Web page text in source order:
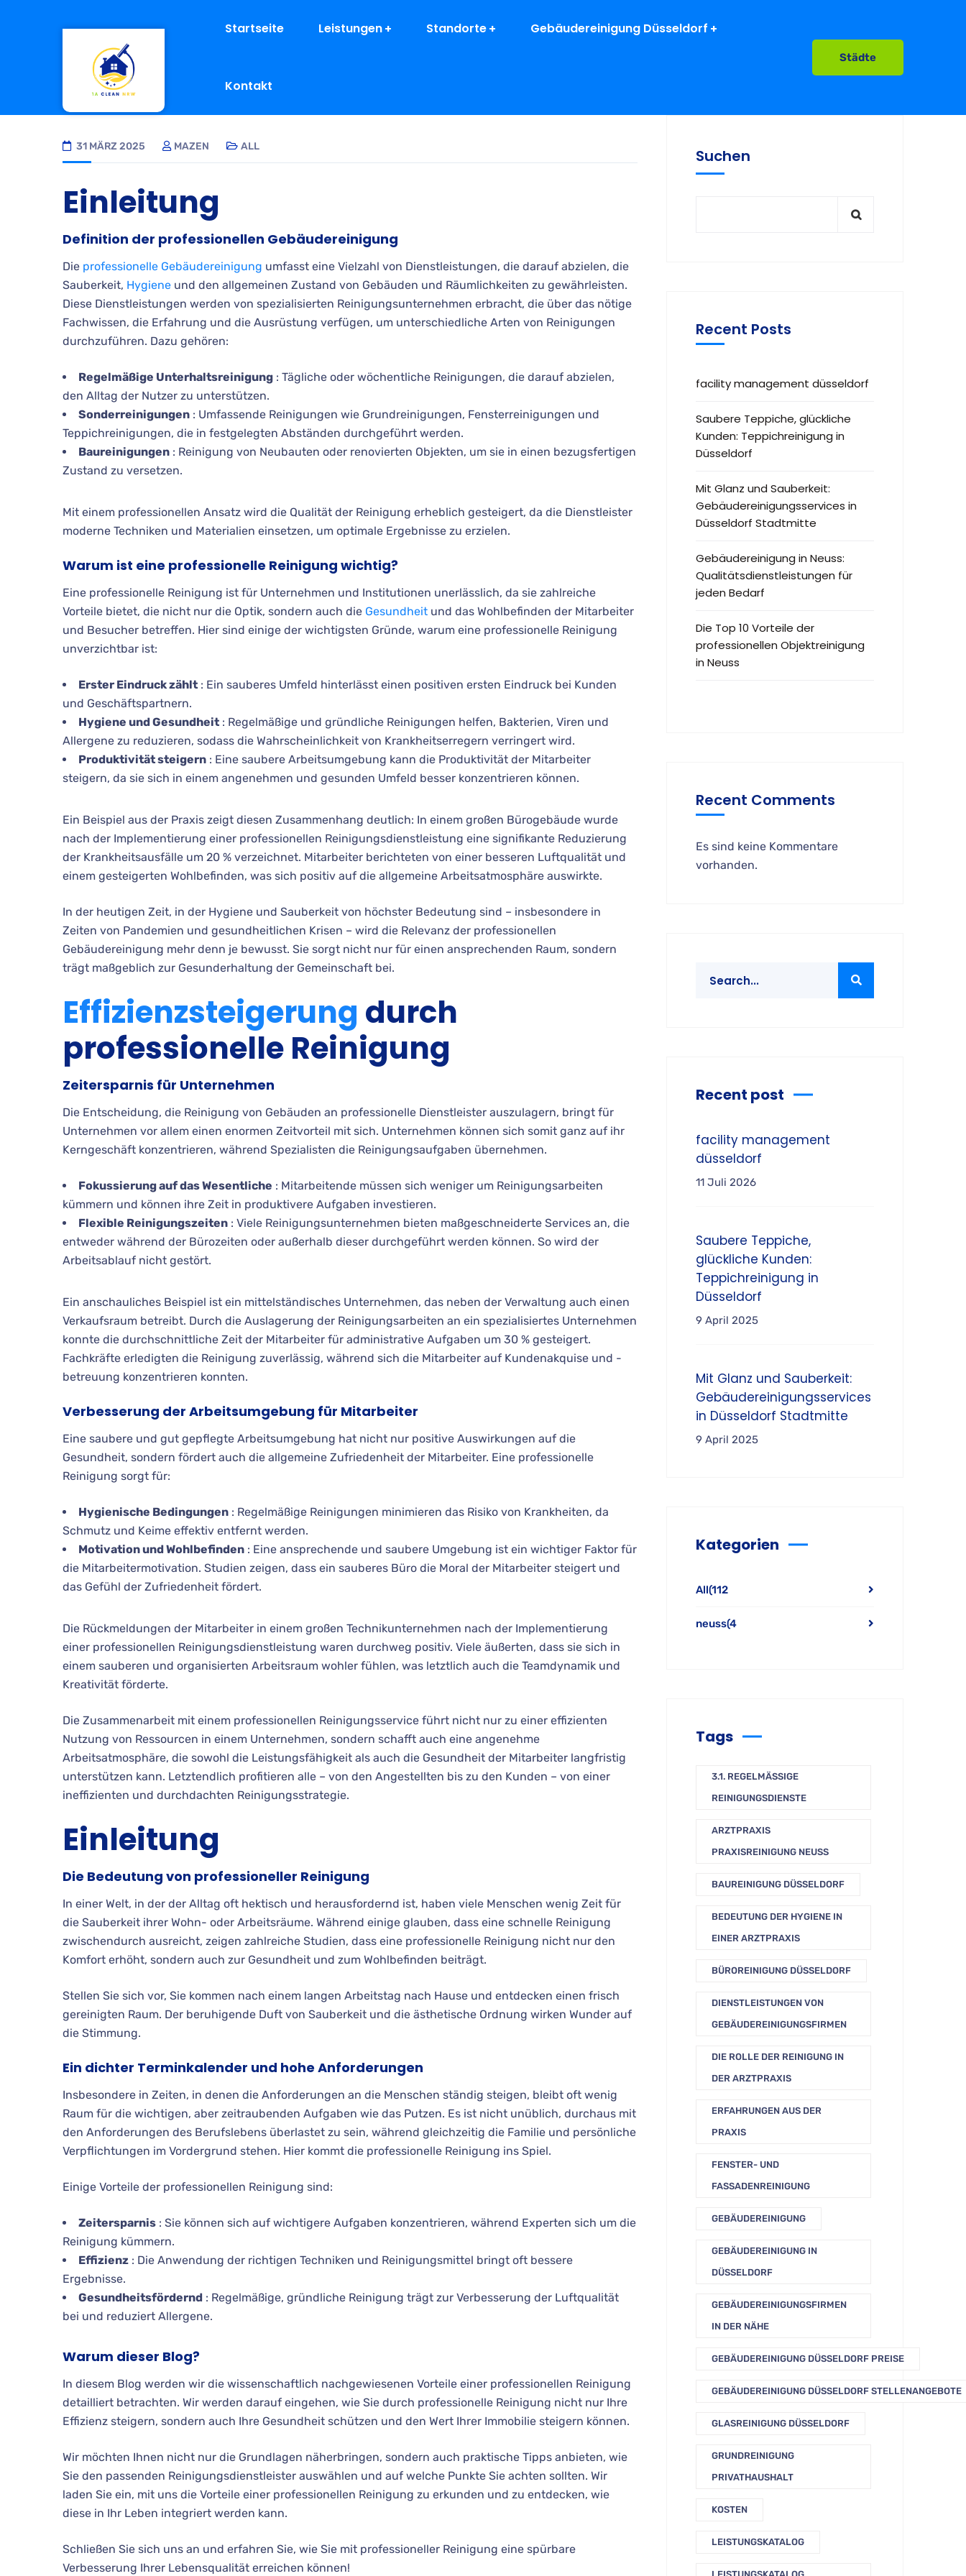
Startseite Leistungen Standorte Gebäudereinigung Düsseldorf
Kontakt
Städte
31 MÄRZ 2025 MAZEN ALL
Einleitung
Definition der professionellen Gebäudereinigung
Die professionelle Gebäudereinigung umfasst eine Vielzahl von Dienstleistungen, die darauf abzielen, die
Sauberkeit, Hygiene und den allgemeinen Zustand von Gebäuden und Räumlichkeiten zu gewährleisten.
Diese Dienstleistungen werden von spezialisierten Reinigungsunternehmen erbracht, die über das nötige
Fachwissen, die Erfahrung und die Ausrüstung verfügen, um unterschiedliche Arten von Reinigungen
durchzuführen. Dazu gehören:
Regelmäßige Unterhaltsreinigung : Tägliche oder wöchentliche Reinigungen, die darauf abzielen,
den Alltag der Nutzer zu unterstützen.
Sonderreinigungen : Umfassende Reinigungen wie Grundreinigungen, Fensterreinigungen und
Teppichreinigungen, die in festgelegten Abständen durchgeführt werden.
Baureinigungen : Reinigung von Neubauten oder renovierten Objekten, um sie in einen bezugsfertigen
Zustand zu versetzen.
Mit einem professionellen Ansatz wird die Qualität der Reinigung erheblich gesteigert, da die Dienstleister
moderne Techniken und Materialien einsetzen, um optimale Ergebnisse zu erzielen.
Warum ist eine professionelle Reinigung wichtig?
Eine professionelle Reinigung ist für Unternehmen und Institutionen unerlässlich, da sie zahlreiche
Vorteile bietet, die nicht nur die Optik, sondern auch die Gesundheit und das Wohlbefinden der Mitarbeiter
und Besucher betreffen. Hier sind einige der wichtigsten Gründe, warum eine professionelle Reinigung
unverzichtbar ist:
Erster Eindruck zählt : Ein sauberes Umfeld hinterlässt einen positiven ersten Eindruck bei Kunden
und Geschäftspartnern.
Hygiene und Gesundheit : Regelmäßige und gründliche Reinigungen helfen, Bakterien, Viren und
Allergene zu reduzieren, sodass die Wahrscheinlichkeit von Krankheitserregern verringert wird.
Produktivität steigern : Eine saubere Arbeitsumgebung kann die Produktivität der Mitarbeiter
steigern, da sie sich in einem angenehmen und gesunden Umfeld besser konzentrieren können.
Ein Beispiel aus der Praxis zeigt diesen Zusammenhang deutlich: In einem großen Bürogebäude wurde
nach der Implementierung einer professionellen Reinigungsdienstleistung eine signifikante Reduzierung
der Krankheitsausfälle um 20 % verzeichnet. Mitarbeiter berichteten von einer besseren Luftqualität und
einem gesteigerten Wohlbefinden, was sich positiv auf die allgemeine Arbeitsatmosphäre auswirkte.
In der heutigen Zeit, in der Hygiene und Sauberkeit von höchster Bedeutung sind – insbesondere in
Zeiten von Pandemien und gesundheitlichen Krisen – wird die Relevanz der professionellen
Gebäudereinigung mehr denn je bewusst. Sie sorgt nicht nur für einen ansprechenden Raum, sondern
trägt maßgeblich zur Gesunderhaltung der Gemeinschaft bei.
Effizienzsteigerung durch
professionelle Reinigung
Zeitersparnis für Unternehmen
Die Entscheidung, die Reinigung von Gebäuden an professionelle Dienstleister auszulagern, bringt für
Unternehmen vor allem einen enormen Zeitvorteil mit sich. Unternehmen können sich somit ganz auf ihr
Kerngeschäft konzentrieren, während Spezialisten die Reinigungsaufgaben übernehmen.
Fokussierung auf das Wesentliche : Mitarbeitende müssen sich weniger um Reinigungsarbeiten
kümmern und können ihre Zeit in produktivere Aufgaben investieren.
Flexible Reinigungszeiten : Viele Reinigungsunternehmen bieten maßgeschneiderte Services an, die
entweder während der Bürozeiten oder außerhalb dieser durchgeführt werden können. So wird der
Arbeitsablauf nicht gestört.
Ein anschauliches Beispiel ist ein mittelständisches Unternehmen, das neben der Verwaltung auch einen
Verkaufsraum betreibt. Durch die Auslagerung der Reinigungsarbeiten an ein spezialisiertes Unternehmen
konnte die durchschnittliche Zeit der Mitarbeiter für administrative Aufgaben um 30 % gesteigert.
Fachkräfte erledigten die Reinigung zuverlässig, während sich die Mitarbeiter auf Kundenakquise und -
betreuung konzentrieren konnten.
Verbesserung der Arbeitsumgebung für Mitarbeiter
Eine saubere und gut gepflegte Arbeitsumgebung hat nicht nur positive Auswirkungen auf die
Gesundheit, sondern fördert auch die allgemeine Zufriedenheit der Mitarbeiter. Eine professionelle
Reinigung sorgt für:
Hygienische Bedingungen : Regelmäßige Reinigungen minimieren das Risiko von Krankheiten, da
Schmutz und Keime effektiv entfernt werden.
Motivation und Wohlbefinden : Eine ansprechende und saubere Umgebung ist ein wichtiger Faktor für
die Mitarbeitermotivation. Studien zeigen, dass ein sauberes Büro die Moral der Mitarbeiter steigert und
das Gefühl der Zufriedenheit fördert.
Die Rückmeldungen der Mitarbeiter in einem großen Technikunternehmen nach der Implementierung
einer professionellen Reinigungsdienstleistung waren durchweg positiv. Viele äußerten, dass sie sich in
einem sauberen und organisierten Arbeitsraum wohler fühlen, was letztlich auch die Teamdynamik und
Kreativität förderte.
Die Zusammenarbeit mit einem professionellen Reinigungsservice führt nicht nur zu einer effizienten
Nutzung von Ressourcen in einem Unternehmen, sondern schafft auch eine angenehme
Arbeitsatmosphäre, die sowohl die Leistungsfähigkeit als auch die Gesundheit der Mitarbeiter langfristig
unterstützen kann. Letztendlich profitieren alle – von den Angestellten bis zu den Kunden – von einer
ineffizienten und durchdachten Reinigungsstrategie.
Einleitung
Die Bedeutung von professioneller Reinigung
In einer Welt, in der der Alltag oft hektisch und herausfordernd ist, haben viele Menschen wenig Zeit für
die Sauberkeit ihrer Wohn- oder Arbeitsräume. Während einige glauben, dass eine schnelle Reinigung
zwischendurch ausreicht, zeigen zahlreiche Studien, dass eine professionelle Reinigung nicht nur den
Komfort erhöht, sondern auch zur Gesundheit und zum Wohlbefinden beiträgt.
Stellen Sie sich vor, Sie kommen nach einem langen Arbeitstag nach Hause und entdecken einen frisch
gereinigten Raum. Der beruhigende Duft von Sauberkeit und die ästhetische Ordnung wirken Wunder auf
die Stimmung.
Ein dichter Terminkalender und hohe Anforderungen
Insbesondere in Zeiten, in denen die Anforderungen an die Menschen ständig steigen, bleibt oft wenig
Raum für die wichtigen, aber zeitraubenden Aufgaben wie das Putzen. Es ist nicht unüblich, durchaus mit
den Anforderungen des Berufslebens überlastet zu sein, während gleichzeitig die Familie und persönliche
Verpflichtungen im Vordergrund stehen. Hier kommt die professionelle Reinigung ins Spiel.
Einige Vorteile der professionellen Reinigung sind:
Zeitersparnis : Sie können sich auf wichtigere Aufgaben konzentrieren, während Experten sich um die
Reinigung kümmern.
Effizienz : Die Anwendung der richtigen Techniken und Reinigungsmittel bringt oft bessere
Ergebnisse.
Gesundheitsfördernd : Regelmäßige, gründliche Reinigung trägt zur Verbesserung der Luftqualität
bei und reduziert Allergene.
Warum dieser Blog?
In diesem Blog werden wir die wissenschaftlich nachgewiesenen Vorteile einer professionellen Reinigung
detailliert betrachten. Wir werden darauf eingehen, wie Sie durch professionelle Reinigung nicht nur Ihre
Effizienz steigern, sondern auch Ihre Gesundheit schützen und den Wert Ihrer Immobilie steigern können.
Wir möchten Ihnen nicht nur die Grundlagen näherbringen, sondern auch praktische Tipps anbieten, wie
Sie den passenden Reinigungsdienstleister auswählen und auf welche Punkte Sie achten sollten. Wir
laden Sie ein, mit uns die Vorteile einer professionellen Reinigung zu erkunden und zu entdecken, wie
diese in Ihr Leben integriert werden kann.
Schließen Sie sich uns an und erfahren Sie, wie Sie mit professioneller Reinigung eine spürbare
Verbesserung Ihrer Lebensqualität erreichen können!
Suchen
Recent Posts
facility management düsseldorf
Saubere Teppiche, glückliche
Kunden: Teppichreinigung in
Düsseldorf
Mit Glanz und Sauberkeit:
Gebäudereinigungsservices in
Düsseldorf Stadtmitte
Gebäudereinigung in Neuss:
Qualitätsdienstleistungen für
jeden Bedarf
Die Top 10 Vorteile der
professionellen Objektreinigung
in Neuss
Recent Comments
Es sind keine Kommentare
vorhanden.
Recent post
facility management
düsseldorf
11 Juli 2026
Saubere Teppiche,
glückliche Kunden:
Teppichreinigung in
Düsseldorf
9 April 2025
Mit Glanz und Sauberkeit:
Gebäudereinigungsservices
in Düsseldorf Stadtmitte
9 April 2025
Kategorien
All(112
neuss(4
Tags
3.1. REGELMÄSSIGE R
EINIGUNGSDIENSTE
ARZTPRAXIS
PRAXISREINIGUNG NEUSS
BAUREINIGUNG DÜSSELDORF
BEDEUTUNG DER HYGIENE IN
EINER ARZTPRAXIS
BÜROREINIGUNG DÜSSELDORF
DIENSTLEISTUNGEN VON
GEBÄUDEREINIGUNGSFIRMEN
DIE ROLLE DER REINIGUNG IN
DER ARZTPRAXIS
ERFAHRUNGEN AUS DER
PRAXIS
FENSTER- UND
FASSADENREINIGUNG
GEBÄUDEREINIGUNG
GEBÄUDEREINIGUNG IN
DÜSSELDORF
GEBÄUDEREINIGUNGSFIRMEN
IN DER NÄHE
GEBÄUDEREINIGUNG DÜSSELDORF PREISE
GEBÄUDEREINIGUNG DÜSSELDORF STELLENANGEBOTE
GLASREINIGUNG DÜSSELDORF
GRUNDREINIGUNG
PRIVATHAUSHALT
KOSTEN
LEISTUNGSKATALOG